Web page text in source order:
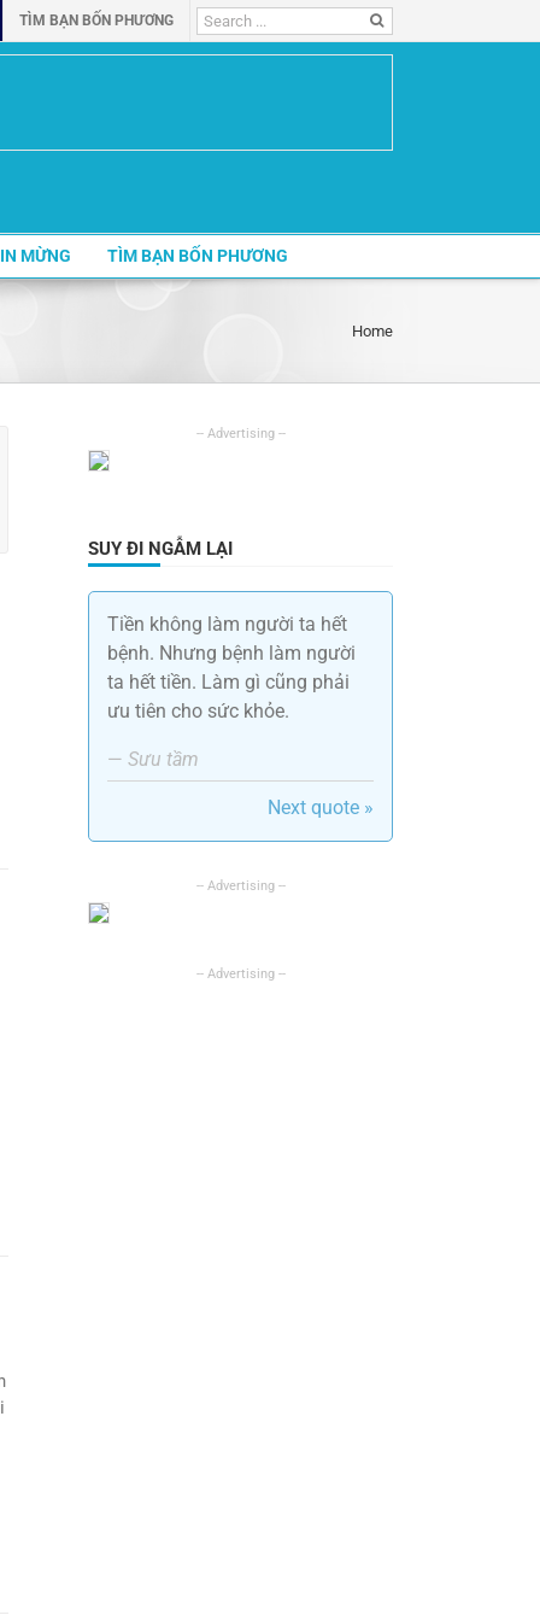
TÌM BẠN BỐN PHƯƠNG
Search
for:
MỪNG TÌM BẠN BỐN PHƯƠNG
Home
SUY ĐI NGẪM LẠI
Tiền không làm người ta hết
bệnh. Nhưng bệnh làm người
ta hết tiền. Làm gì cũng phải
ưu tiên cho sức khỏe.
— Sưu tầm
Next quote »